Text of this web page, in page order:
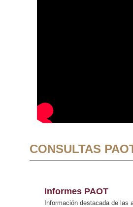
CONSULTAS
Informes PAOT
Información destacada de las